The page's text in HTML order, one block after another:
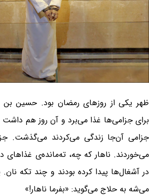
ظهر یکی از روزهای رمضان بود. حسین
برای جزامی‌ها غذا می‌برد و آن روز هم داشت
جزامی آن‌جا زندگی می‌کردند می‌گذشت.
می‌خوردند. ناهار که چه، ته‌مانده‌ی غذاهای
در آشغال‌ها پیدا کرده بودند و چند تکه نان.
می‌شه به حلاج می‌گوید: «بفرما ناهار!»